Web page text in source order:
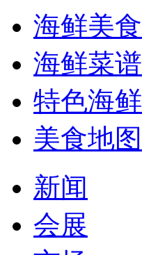
海鲜美食
海鲜菜谱
特色海鲜
美食地图
新闻
会展